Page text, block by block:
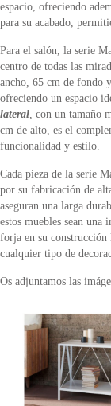
espacio, ofreciendo
para su acabado,
Para el salón, la serie
centro de todas las
ancho, 65 cm de fondo
ofreciendo un espacio
lateral, con un tamaño
cm de alto, es el
funcionalidad y estilo.
Cada pieza de la serie
por su fabricación de
aseguran una larga
estos muebles sean
forja en su
cualquier tipo de
Os adjuntamos las